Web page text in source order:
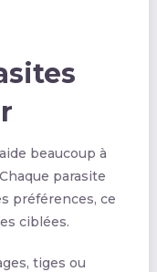
beaucoup à
parasite
préférences, ce
ciblées.
tiges ou